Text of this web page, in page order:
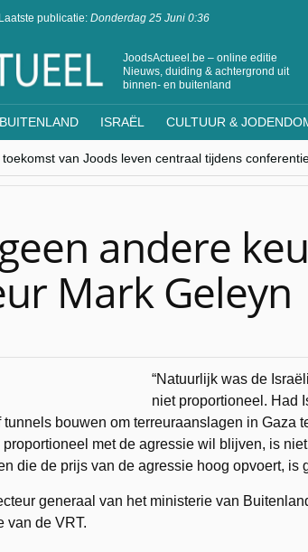
Laatste publicatie: Donderdag 25 Juni 0:36
JoodsActueel.be – online editie
Nieuws, duiding & achtergrond uit
binnen- en buitenland
BUITENLAND ISRAËL CULTUUR &
van Joods leven centraal tijdens
moeilijk seculiere Westen minderheden begrijpt”,
de verrassing van Oost-Europa
op de beklaagdenbank”
andere
Mark Geleyn
“Natuurlijk was de
niet proportioneel. Had
bouwen om terreuraanslagen in Gaza
met de agressie wil blijven, is
die de prijs van de agressie hoog opvoert, is
generaal van het ministerie van
van de VRT.